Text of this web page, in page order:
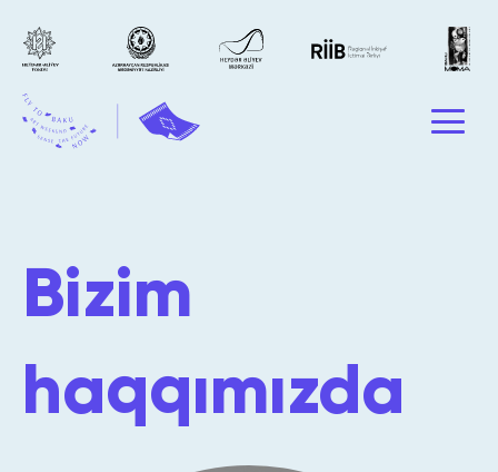
Bizim
haqqımızda